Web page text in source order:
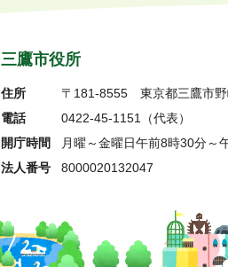
三鷹市役所
住所 〒181-8555 東京都三鷹市
電話
0422-45-1151 （代表）
開庁時間
月曜～金曜日午前8時30分～
法人番号
8000020132047